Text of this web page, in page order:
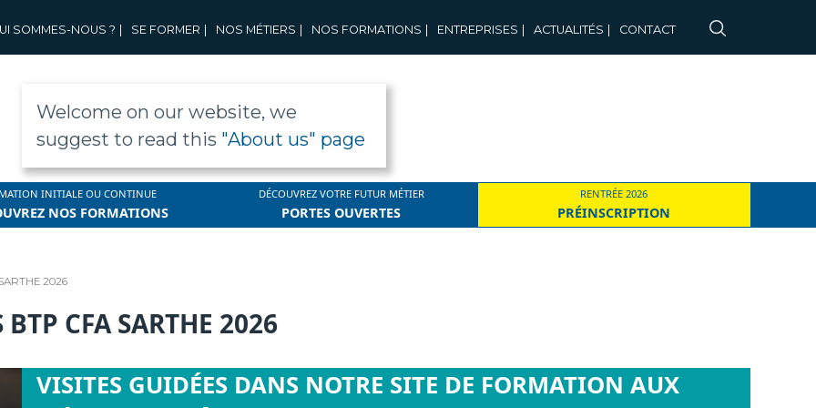
SOMMES-NOUS ? SE FORMER NOS MÉTIERS NOS FORMATIONS ENTREPRISES ACTUALITÉS CONTACT
Welcome on our website, we
suggest to read this "About us" page
INITIALE OU CONTINUE
NOS FORMATIONS
DÉCOUVREZ VOTRE FUTUR MÉTIER
PORTES OUVERTES
RENTRÉE 2026
PRÉINSCRIPTION
2026
CFA SARTHE 2026
VISITES GUIDÉES DANS NOTRE SITE DE FORMATION AUX